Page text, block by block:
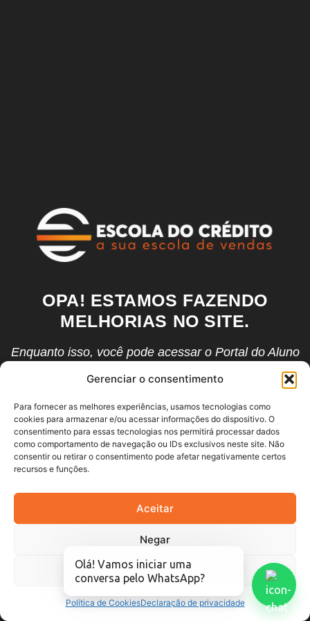
Gerenciar o consentimento
Para fornecer as melhores experiências, usamos tecnologias como
cookies para armazenar e/ou acessar informações do dispositivo. O
consentimento para essas tecnologias nos permitirá processar dados
como comportamento de navegação ou IDs exclusivos neste site. Não
consentir ou retirar o consentimento pode afetar negativamente certos
recursos e funções.
Aceitar
Negar
Ver preferências
Política de CookiesDeclaração de privacidade
OPA! ESTAMOS FAZENDO
MELHORIAS NO SITE.
Enquanto isso, você pode acessar o Portal do Aluno
PORTAL DO ALUNO
Olá! Vamos iniciar uma
conversa pelo WhatsApp?